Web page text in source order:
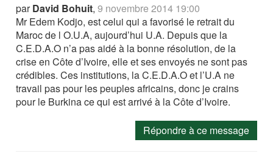
parDavid Bohuit,9 novembre 2014 19:00
Mr Edem Kodjo, est celui qui a favorisé le retrait du
Maroc de l O.U.A, aujourd’hui U.A. Depuis que la
C.E.D.A.O n’a pas aidé à la bonne résolution, de la
crise en Côte d’Ivoire, elle et ses envoyés ne sont pas
crédibles. Ces institutions, la C.E.D.A.O et l’U.A ne
travail pas pour les peuples africains, donc je crains
pour le Burkina ce qui est arrivé à la Côte d’Ivoire.
Répondre à ce message